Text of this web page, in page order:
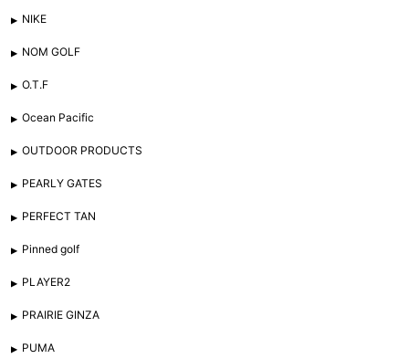
NIKE
NOM GOLF
O.T.F
Ocean Pacific
OUTDOOR PRODUCTS
PEARLY GATES
PERFECT TAN
Pinned golf
PLAYER2
PRAIRIE GINZA
PUMA